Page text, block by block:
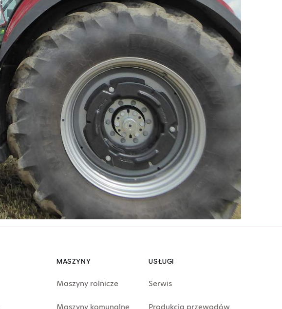
MASZYNY
Maszyny rolnicze
Maszyny komunalne
USŁUGI
Serwis
Produkcja przewodów